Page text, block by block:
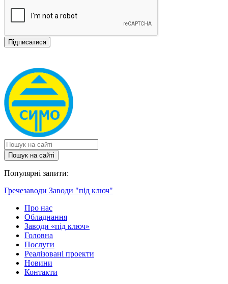
Пошук на сайтi
Популярні запити:
Гречезаводи Заводи "під ключ"
Про нас
Обладнання
Заводи «під ключ»
Головна
Послуги
Реалізовані проекти
Новини
Контакти